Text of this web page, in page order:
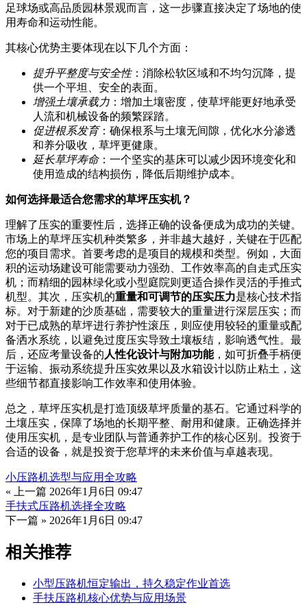
足球场或高品质园林景观而言，这一步骤直接决定了场地的使
用寿命和运动性能。
其核心优势主要体现在以下几个方面：
提升平整度与安全性：消除松软区域和不均匀沉降，提
供一个平坦、安全的表面。
增强土壤承载力 ：增加土壤密度，使草坪能更好地承受
人流和机械设备的频繁踩踏。
促进根系发育：确保根系与土壤无间隙，优化水分渗透
和养分吸收，草坪更健康。
延长草坪寿命：一个坚实的基床可以减少因环境变化和
使用造成的结构损伤，降低后期维护成本。
如何选择最适合您需求的草坪压实机？
理解了压实的重要性后，选择正确的设备便成为成功的关键。
市场上的草坪压实机种类繁多，并非越大越好，关键在于匹配
您的项目需求。首要考虑的是项目的规模和类型。例如，大面
积的运动场建设可能需要动力强劲、工作效率高的自走式压实
机；而精细的园林绿化或小型庭院则更适合操作灵活的手推式
机型。其次，压实机的重量和可调节的压实压力是核心技术指
标。对于新建的沙质基础，需要较大的重量进行深层压实；而
对于已成熟的草坪进行养护性滚压，则应使用较轻的重量或配
备洒水系统，以避免过度压实导致土壤板结，影响透气性。最
后，还应考量设备的 人性化设计与附加功能，如可折叠手柄便
于运输、振动系统提升压实效果以及水箱设计以防止粘土，这
些细节都直接影响工作效率和使用体验。
总之，草坪压实机是打造顶级草坪质量的基石。它通过科学的
土壤压实，保障了场地的长期平整、耐用和健康。正确选择并
使用压实机，是专业团队与普通养护工作的核心区别。投资于
合适的设备，就是投资于您草坪的未来价值与卓越表现。
小压路机选型与应用全攻略
« 上一篇 2026年1月6日 09:47
手扶式压路机选择全攻略
下一篇 » 2026年1月6日 09:47
相关推荐
小型压路机恒定输出，持久稳定作业首选
手扶压路机核心优势与应用场景